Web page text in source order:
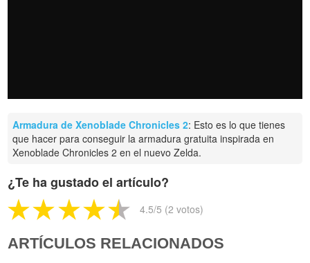
Armadura de Xenoblade Chronicles 2: Esto es lo que tienes
que hacer para conseguir la armadura gratuita inspirada en
Xenoblade Chronicles 2 en el nuevo Zelda.
¿Te ha gustado el artículo?
4.5/5 (2 votos)
ARTÍCULOS RELACIONADOS